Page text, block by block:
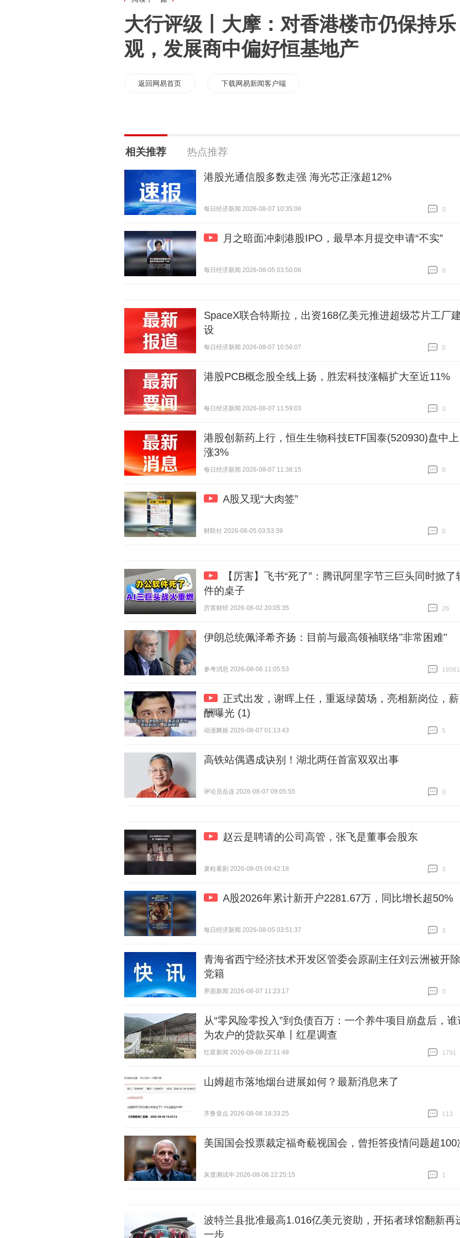
大行评级丨大摩：对香港楼市仍保持乐
观，发展商中偏好恒基地产
返回网易首页 下载网易新闻客户端
相关推荐 热点推荐
港股光通信股多数走强 海光芯正涨超12%
每日经济新闻 2026-08-07 10:35:06
0
月之暗面冲刺港股IPO，最早本月提交申请“不实”
每日经济新闻 2026-08-05 03:50:06
0
SpaceX联合特斯拉，出资168亿美元推进超级芯片工厂
设
每日经济新闻 2026-08-07 10:56:07
0
港股PCB概念股全线上扬，胜宏科技涨幅扩大至近11%
每日经济新闻 2026-08-07 11:59:03
0
港股创新药上行，恒生生物科技ETF国泰(520930)盘中上
涨3%
每日经济新闻 2026-08-07 11:38:15
0
A股又现“大肉签”
财联社 2026-08-05 03:53:39
0
【厉害】飞书“死了”：腾讯阿里字节三巨头同时掀了
件的桌子
厉害财经 2026-08-02 20:05:35
26
伊朗总统佩泽希齐扬：目前与最高领袖联络"非常困难"
参考消息 2026-08-06 11:05:53
18561
正式出发，谢晖上任，重返绿茵场，亮相新岗位，薪
酬曝光 (1)
动漫舞姬 2026-08-07 01:13:43
5
高铁站偶遇成诀别！湖北两任首富双双出事
评论员岳连 2026-08-07 09:05:55
0
赵云是聘请的公司高管，张飞是董事会股东
麦粒看剧 2026-08-05 09:42:18
3
A股2026年累计新开户2281.67万，同比增长超50%
每日经济新闻 2026-08-05 03:51:37
3
青海省西宁经济技术开发区管委会原副主任刘云洲被开除
党籍
界面新闻 2026-08-07 11:23:17
0
从“零风险零投入”到负债百万：一个养牛项目崩盘后，谁
为农户的贷款买单丨红星调查
红星新闻 2026-08-06 22:11:48
1791
山姆超市落地烟台进展如何？最新消息来了
齐鲁壹点 2026-08-06 18:33:25
113
美国国会投票裁定福奇藐视国会，曾拒答疫情问题超100
灰度测试中 2026-08-06 22:25:15
1
波特兰县批准最高1.016亿美元资助，开拓者球馆翻新再
一步